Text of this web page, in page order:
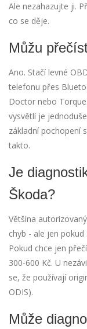
Ale nezahazujte ji.
co se děje.
Můžu
Ano. Stačí levné
telefonu přes
Doctor nebo
vysvětlí je
základní pochopení
takto.
Je
Škoda?
Většina
chyb - ale jen
Pokud chce jen
300-600 Kč. U
se, že používají
ODIS).
Může